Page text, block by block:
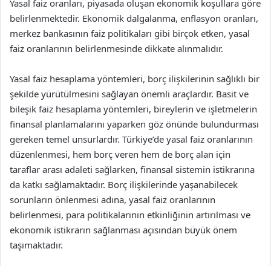
Yasal faiz oranları, piyasada oluşan ekonomik koşullara göre
belirlenmektedir. Ekonomik dalgalanma, enflasyon oranları,
merkez bankasının faiz politikaları gibi birçok etken, yasal
faiz oranlarının belirlenmesinde dikkate alınmalıdır.
Yasal faiz hesaplama yöntemleri, borç ilişkilerinin sağlıklı bir
şekilde yürütülmesini sağlayan önemli araçlardır. Basit ve
bileşik faiz hesaplama yöntemleri, bireylerin ve işletmelerin
finansal planlamalarını yaparken göz önünde bulundurması
gereken temel unsurlardır. Türkiye’de yasal faiz oranlarının
düzenlenmesi, hem borç veren hem de borç alan için
taraflar arası adaleti sağlarken, finansal sistemin istikrarına
da katkı sağlamaktadır. Borç ilişkilerinde yaşanabilecek
sorunların önlenmesi adına, yasal faiz oranlarının
belirlenmesi, para politikalarının etkinliğinin artırılması ve
ekonomik istikrarın sağlanması açısından büyük önem
taşımaktadır.